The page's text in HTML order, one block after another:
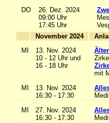
DO
26. Dez. 2024
09:00 Uhr
17:45 Uhr
November 2024
MI
13. Nov. 2024
10 - 12 Uhr und
16 - 18 Uhr
mit
MI
13. Nov. 2024
16:30 - 17:30
MI
27. Nov. 2024
16:30 - 17:30